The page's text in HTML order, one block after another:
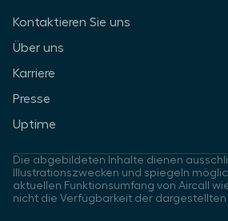
Kontaktieren Sie uns
Über uns
Karriere
Presse
Uptime
Die abgebildeten Inhalte dienen
Illustrationszwecken und spiegeln
aktuellen Funktionsumfang von Aircall
nicht die Verfügbarkeit der dargestellten